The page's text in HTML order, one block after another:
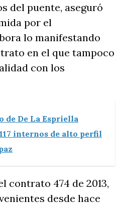
del puente, aseguró
por el
lo manifestando
en el que tampoco
con los
de De La Espriella
internos de alto perfil
contrato 474 de 2013,
desde hace